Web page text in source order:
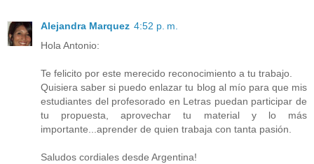
Alejandra Marquez 4:52 p. m.
Hola Antonio:
Te felicito por este merecido reconocimiento a tu trabajo.
Quisiera saber si puedo enlazar tu blog al mío para que mis
estudiantes del profesorado en Letras puedan participar de
tu propuesta, aprovechar tu material y lo más
importante...aprender de quien trabaja con tanta pasión.
Saludos cordiales desde Argentina!